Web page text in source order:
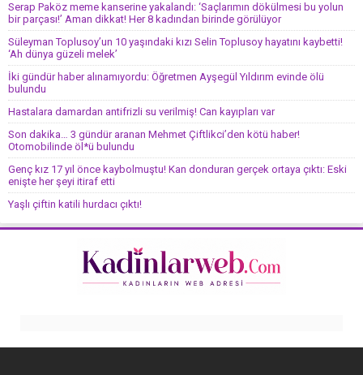
Serap Paköz meme kanserine yakalandı: ‘Saçlarımın dökülmesi bu yolun
bir parçası!’ Aman dikkat! Her 8 kadından birinde görülüyor
Süleyman Toplusoy’un 10 yaşındaki kızı Selin Toplusoy hayatını kaybetti!
‘Ah dünya güzeli melek’
İki gündür haber alınamıyordu: Öğretmen Ayşegül Yıldırım evinde ölü
bulundu
Hastalara damardan antifrizli su verilmiş! Can kayıpları var
Son dakika… 3 gündür aranan Mehmet Çiftlikci’den kötü haber!
Otomobilinde öl*ü bulundu
Genç kız 17 yıl önce kaybolmuştu! Kan donduran gerçek ortaya çıktı: Eski
enişte her şeyi itiraf etti
Yaşlı çiftin katili hurdacı çıktı!